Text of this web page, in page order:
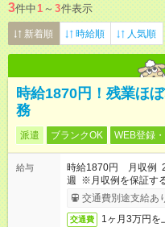
3件中1 ～ 3件表示
新着順 時給順 人気順
時給1870円！残業ほ
務
派遣 ブランクOK WEB登録
給与
時給1870円 月収例
週 ※月収例を保証す
交通費別途支給あ
交通費 1ヶ月3万円を